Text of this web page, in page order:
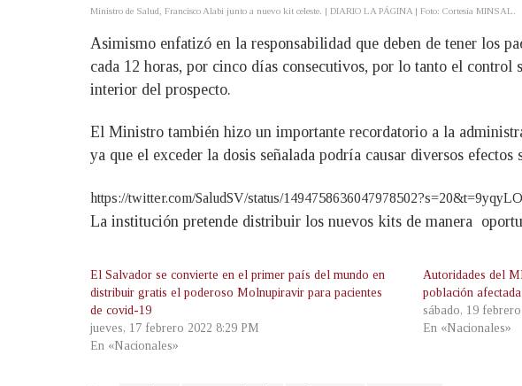
Ministro de Salud, Francisco Alabi junto a nuevo kit celeste. | DIARIO LA PÁGINA | Foto: Cortesía MINSAL.
Asimismo enfatizó en la responsabilidad que deben de tener los
cada 12 horas, por cinco días consecutivos, por lo tanto el control
interior del prospecto.
El Ministro también hizo un importante recordatorio a la
ya que el exceder la dosis señalada podría causar diversos efectos
https://twitter.com/SaludSV/status/
La institución pretende distribuir los nuevos kits de manera
El Salvador se convierte en el primer país del mundo en
distribuir gratis el poderoso Molnupiravir para pacientes
de covid-19
jueves, 17 febrero 2022 8:29 PM
En «Nacionales»
Autoridades del
población
sábado, 19
En «Nacionales»